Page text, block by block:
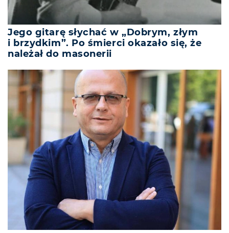
Jego gitarę słychać w „Dobrym, złym
i brzydkim”. Po śmierci okazało się, że
należał do masonerii